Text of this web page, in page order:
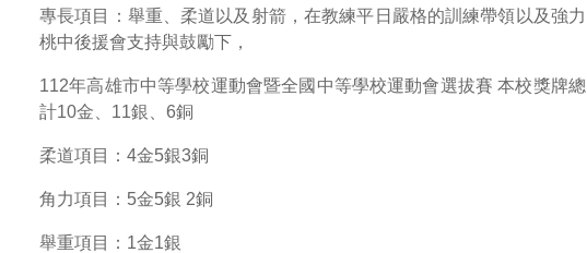
專長項目：舉重、柔道以及射箭，在教練平日嚴格的訓練帶領以及強力
桃中後援會支持與鼓勵下，
112年高雄市中等學校運動會暨全國中等學校運動會選拔賽 本校獎牌總
計10金、11銀、6銅
柔道項目：4金5銀3銅
角力項目：5金5銀 2銅
舉重項目：1金1銀